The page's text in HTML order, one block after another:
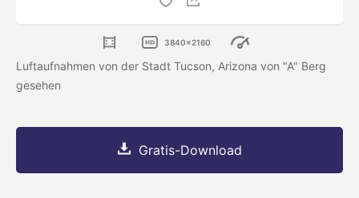
3840x2160
Luftaufnahmen von der Stadt Tucson, Arizona von "A" Berg
gesehen
Gratis-Download